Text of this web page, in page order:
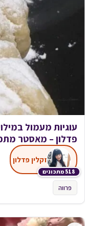
עוגיות מעמול
פדלון – מאסטר
518 מתכונים
זקלין פדלון
פרווה